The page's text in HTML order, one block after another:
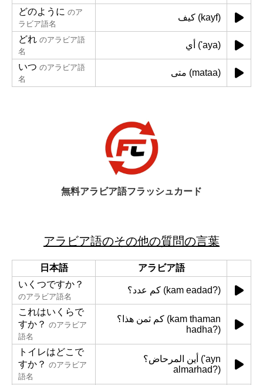
どのように のア
ラビア語名
كيف (kayf)
どれ のアラビア語
名
أي ('aya)
いつ のアラビア語
名
متى (mataa)
無料アラビア語フラッシュカード
アラビア語のその他の質問の言葉
日本語
アラビア語
いくつですか？
のアラビア語名
كم عدد؟ (kam eadad?)
これはいくらで
すか？ のアラビア
語名
كم ثمن هذا؟ (kam thaman
hadha?)
トイレはどこで
すか？ のアラビア
語名
أين المرحاض؟ ('ayn
almarhad?)